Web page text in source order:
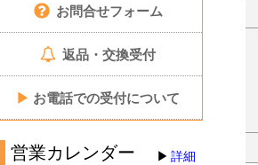
お問合せフォーム
返品・交換受付
▶ お電話での受付について
営業カレンダー 詳細